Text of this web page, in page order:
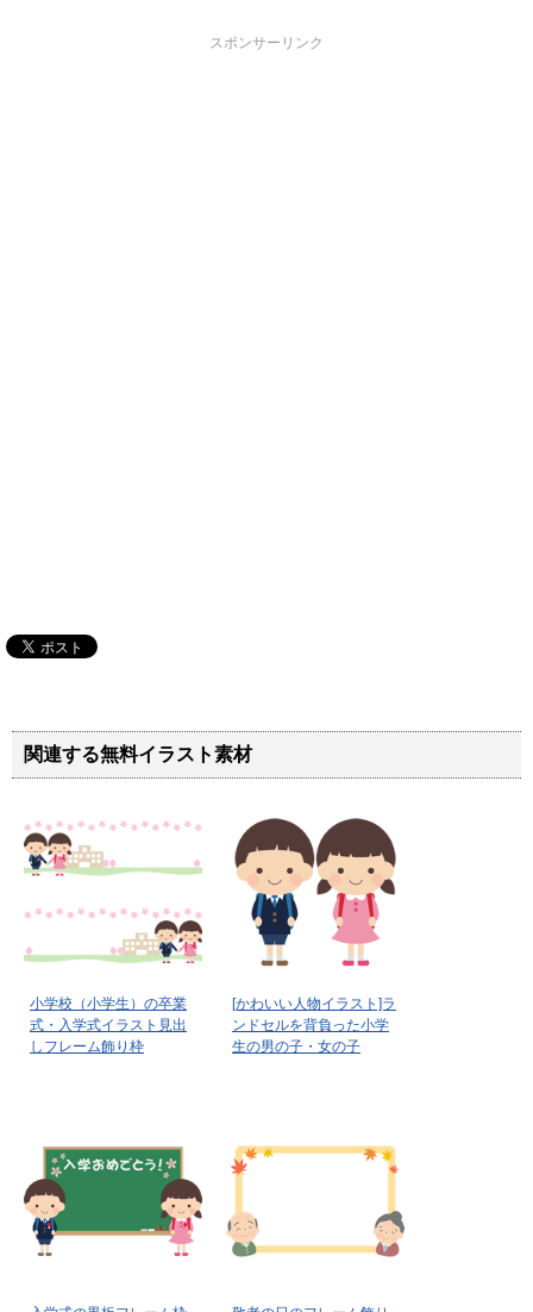
スポンサーリンク
関連する無料イラスト素材
小学校（小学生）の卒業
式・入学式イラスト見出
しフレーム飾り枠
[かわいい人物イラスト]ラ
ンドセルを背負った小学
生の男の子・女の子